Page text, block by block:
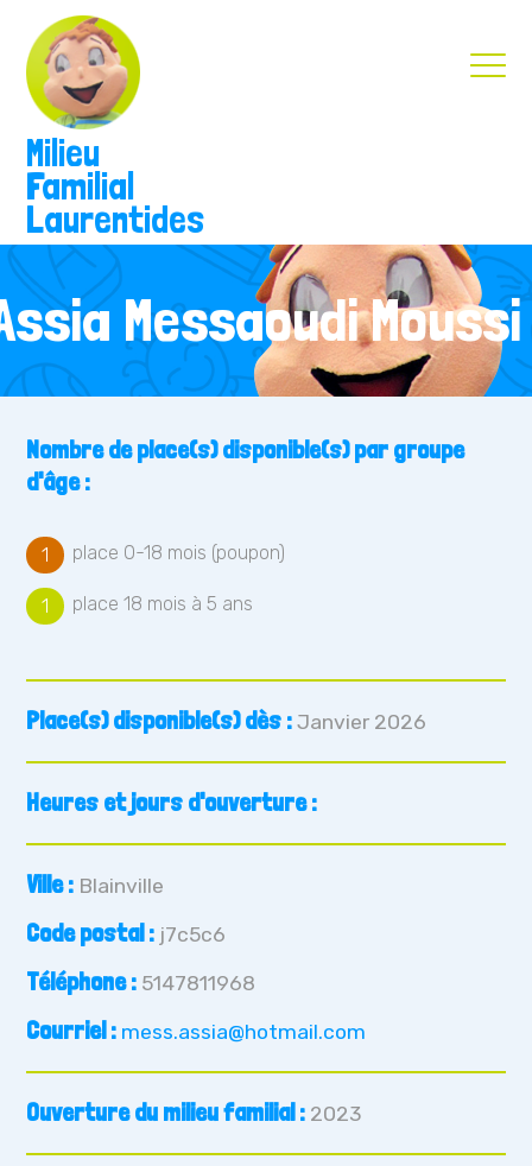
Milieu
Familial
Laurentides
Messaoudi Moussi
Nombre de place(s) disponible(s) par groupe
d'âge :
1 place 0-18 mois (poupon)
1 place 18 mois à 5 ans
Place(s) disponible(s) dès : Janvier 2026
Heures et jours d'ouverture :
Ville : Blainville
Code postal : j7c5c6
Téléphone : 5147811968
Courriel : mess.assia@hotmail.com
Ouverture du milieu familial : 2023